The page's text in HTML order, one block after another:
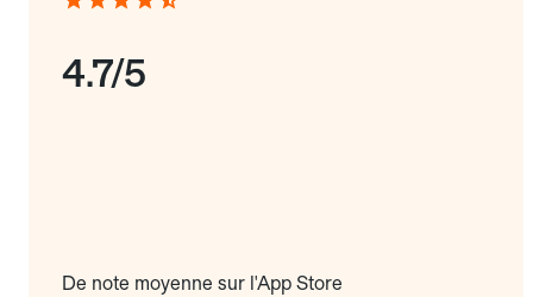
4.7/5
De note moyenne sur l'App Store